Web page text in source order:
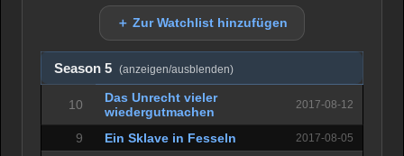
＋ Zur Watchlist hinzufügen
Season 5 (anzeigen/ausblenden)
10
Das Unrecht vieler
wiedergutmachen
2017-08-12
9 Ein Sklave in Fesseln 2017-08-05